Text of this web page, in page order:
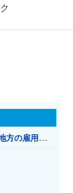
日本のお店、時給1500円でもミャンマー人に次々と逃げられてしまう。お店「すでに地方の雇用は崩壊」